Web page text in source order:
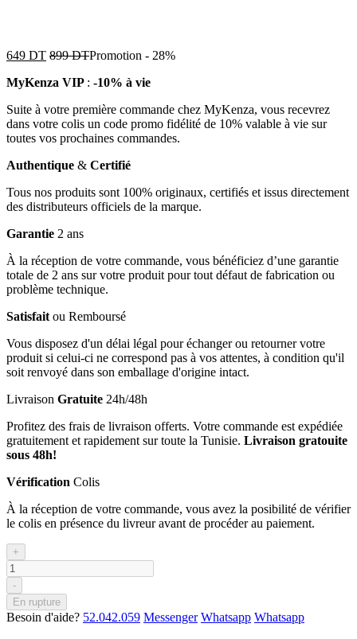
649 DT 899DTPromotion - 28%
MyKenza VIP : -10% à vie
Suite à votre première commande chez MyKenza, vous recevrez
dans votre colis un code promo fidélité de 10% valable à vie sur
toutes vos prochaines commandes.
Authentique & Certifié
Tous nos produits sont 100% originaux, certifiés et issus directement
des distributeurs officiels de la marque.
Garantie 2 ans
À la réception de votre commande, vous bénéficiez d’une garantie
totale de 2 ans sur votre produit pour tout défaut de fabrication ou
problème technique.
Satisfait ou Remboursé
Vous disposez d'un délai légal pour échanger ou retourner votre
produit si celui-ci ne correspond pas à vos attentes, à condition qu'il
soit renvoyé dans son emballage d'origine intact.
Livraison Gratuite 24h/48h
Profitez des frais de livraison offerts. Votre commande est expédiée
gratuitement et rapidement sur toute la Tunisie. Livraison gratouite
sous 48h!
Vérification Colis
À la réception de votre commande, vous avez la posibilité de vérifier
le colis en présence du livreur avant de procéder au paiement.
+
-
En rupture
Besoin d'aide? 52.042.059 Messenger Whatsapp Whatsapp